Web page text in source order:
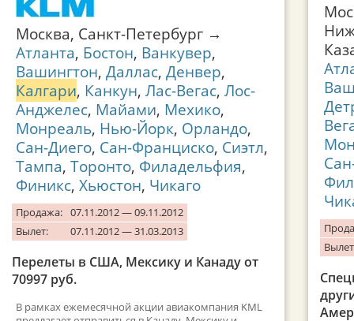
Москва, Санкт-Петербург →
Атланта, Бостон, Ванкувер,
Вашингтон, Даллас, Денвер,
Калгари, Канкун, Лас-Вегас, Лос-
Анджелес, Майами, Мехико,
Монреаль, Нью-Йорк, Орландо,
Сан-Диего, Сан-Франциско, Сиэтл,
Тампа, Торонто, Филадельфия,
Финикс, Хьюстон, Чикаго
Продажа: 07.11.2012 — 09.11.2012
Вылет:
07.11.2012 — 31.03.2013
Перелеты в США, Мексику и Канаду от
70997 руб.
В рамках ежемесячной акции авиакомпания KML